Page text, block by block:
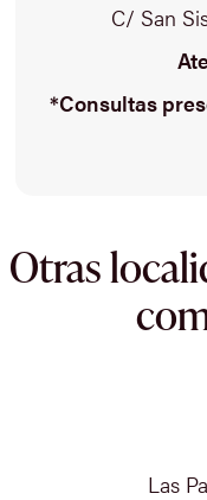
C/ San
*Consultas
Otras
Las